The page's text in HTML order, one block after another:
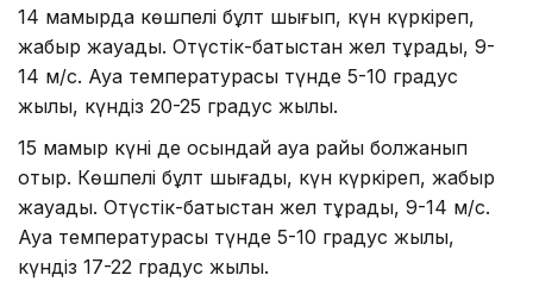
14 мамырда көшпелі бұлт шығып, күн күркіреп,
жаңбыр жауады. Оңтүстік-батыстан жел тұрады, 9-
14 м/с. Ауа температурасы түнде 5-10 градус
жылы, күндіз 20-25 градус жылы.
15 мамыр күні де осындай ауа райы болжанып
отыр. Көшпелі бұлт шығады, күн күркіреп, жаңбыр
жауады. Оңтүстік-батыстан жел тұрады, 9-14 м/с.
Ауа температурасы түнде 5-10 градус жылы,
күндіз 17-22 градус жылы.